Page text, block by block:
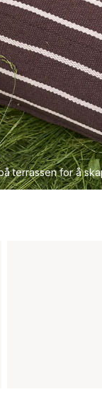
terrassen for å